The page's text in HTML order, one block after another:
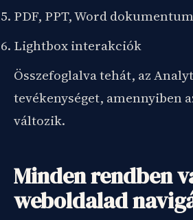
PDF, PPT, Word
Lightbox interakciók
Összefoglalva tehát, az
tevékenységet, amennyiben
változik.
Minden rendben
weboldalad